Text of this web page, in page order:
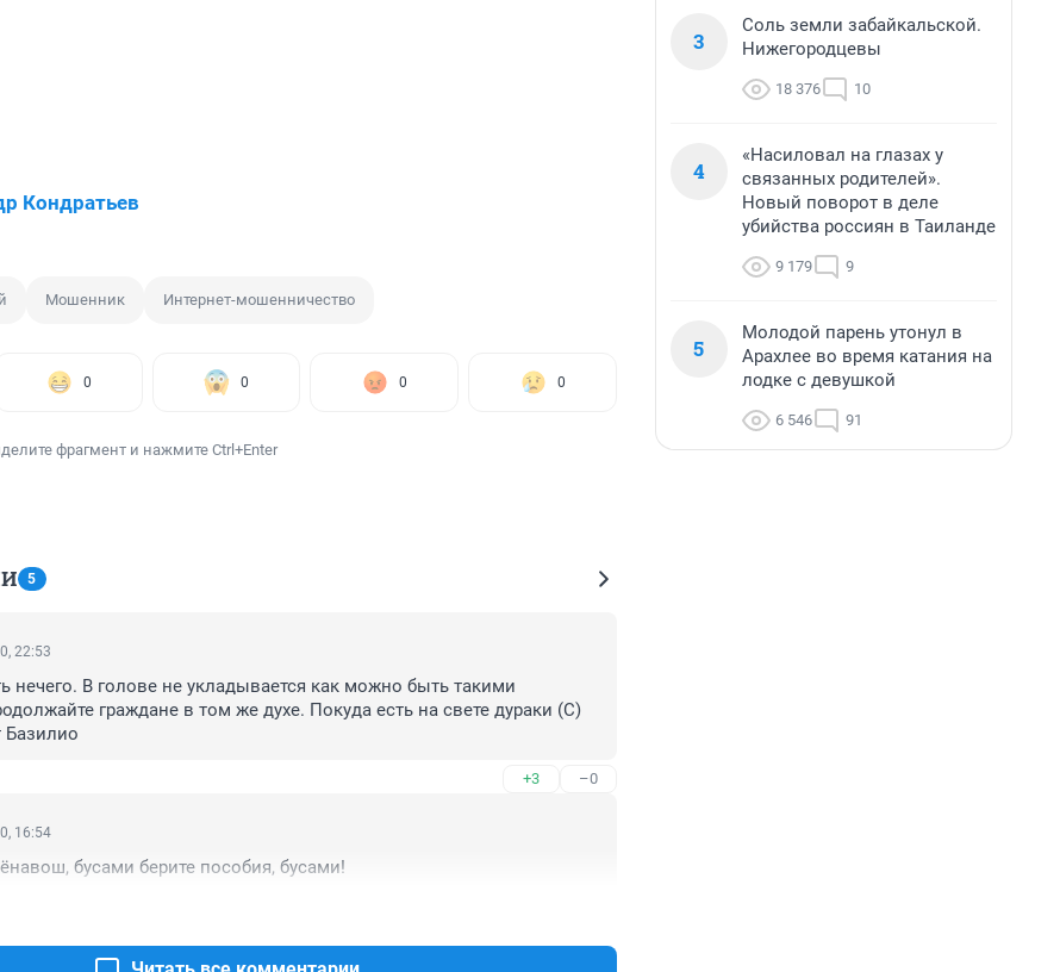
Кондратьев
Мошенник Интернет-мошенничество
0 0 0 0
фрагмент и нажмите Ctrl+Enter
5
22:53
нечего. В голове не укладывается как можно быть такими
граждане в том же духе. Покуда есть на свете дураки (С)
Базилио
+3 –0
16:54
бусами берите пособия, бусами!
3
Соль земли забайкальской.
Нижегородцевы
18 376 10
4
«Насиловал на глазах у
связанных родителей».
Новый поворот в деле
убийства россиян в Таиланде
9 179 9
5
Молодой парень утонул в
Арахлее во время катания на
лодке с девушкой
6 546 91